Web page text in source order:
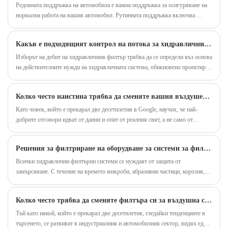
изисквания за размер на котешки багери и е
лесен за инсталиране и подмяна.
Редовната поддръжка на автомобила е важна поддръжка за осигуряване на
нормална работа на вашия автомобил. Рутинната поддръжка включва
филтър; ако е дизелов двигател, това е дизелов филтър) , маслен филтър и
въздушен филтър.
Какъв е подходящият контрол на потока за хидравлични филтри?
Изборът на дебит на хидравличния филтър трябва да се определи въз основа
на действителните нужди на хидравличната система, обикновено проектиран
може гладко да премине през филтъра по време на работата на
хидравличната система, като същевременно гарантира, че филтърът може
ефективно да прихваща и премахне примесите от маслото.
Колко често наистина трябва да сменяте вашия въздушен филтър в купето
Като човек, който е прекарал две десетилетия в Google, научих, че най-
добрите отговори идват от данни и опит от реалния свят, а не само от
Един въпрос, който чувам често е: „Колко често наистина трябва да сменям
своя въздушен филтър в кабината?“ Ако просто следвате общо правило за
пробег, може да пренебрегнете какво се случва във вашия автомобил.
Решения за филтриране на оборудване за системи за филтриране на хидравлично масло
Всички хидравлични филтърни системи се нуждаят от защита от
замърсяване. С течение на времето микроби, абразивни частици, корозия,
система на място, те ще причинят сериозни щети на чувствителните
компоненти вътре .
Колко често трябва да сменяте филтъра си за въздушна сушилня
Тъй като някой, който е прекарал две десетилетия, гледайки тенденциите в
търсенето, се развиват в индустриалния и автомобилния сектор, видях един